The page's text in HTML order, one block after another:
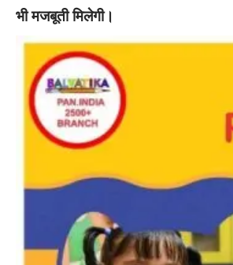
भी मजबूती मिलेगी।